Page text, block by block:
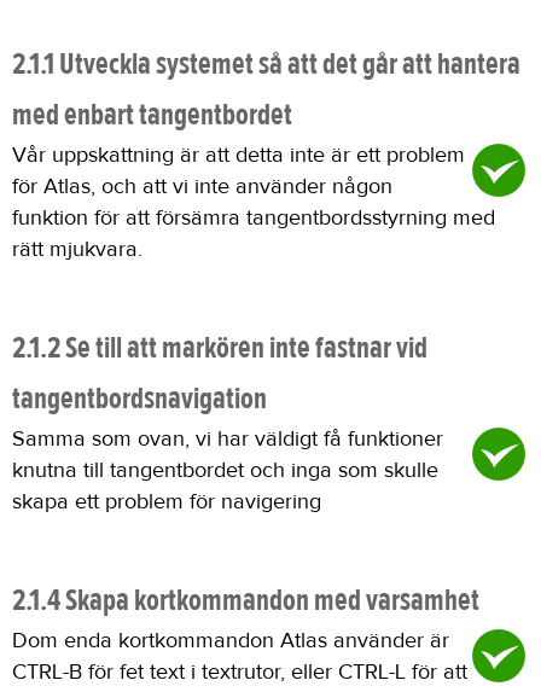
2.1.1 Utveckla systemet så att det går att hantera
med enbart tangentbordet
Vår uppskattning är att detta inte är ett problem
för Atlas, och att vi inte använder någon
funktion för att försämra tangentbordsstyrning med
rätt mjukvara.
2.1.2 Se till att markören inte fastnar vid
tangentbordsnavigation
Samma som ovan, vi har väldigt få funktioner
knutna till tangentbordet och inga som skulle
skapa ett problem för navigering
2.1.4 Skapa kortkommandon med varsamhet
Dom enda kortkommandon Atlas använder är
CTRL-B för fet text i textrutor, eller CTRL-L för att